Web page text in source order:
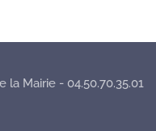
la Mairie - 04.50.70.35.01